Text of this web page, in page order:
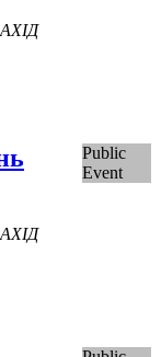
Public
Event